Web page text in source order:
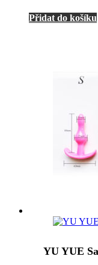
Přidat do košíku
YU YUE